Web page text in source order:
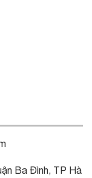
Ba Đình, TP Hà